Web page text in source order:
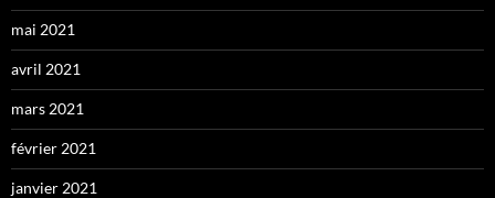
mai 2021
avril 2021
mars 2021
février 2021
janvier 2021